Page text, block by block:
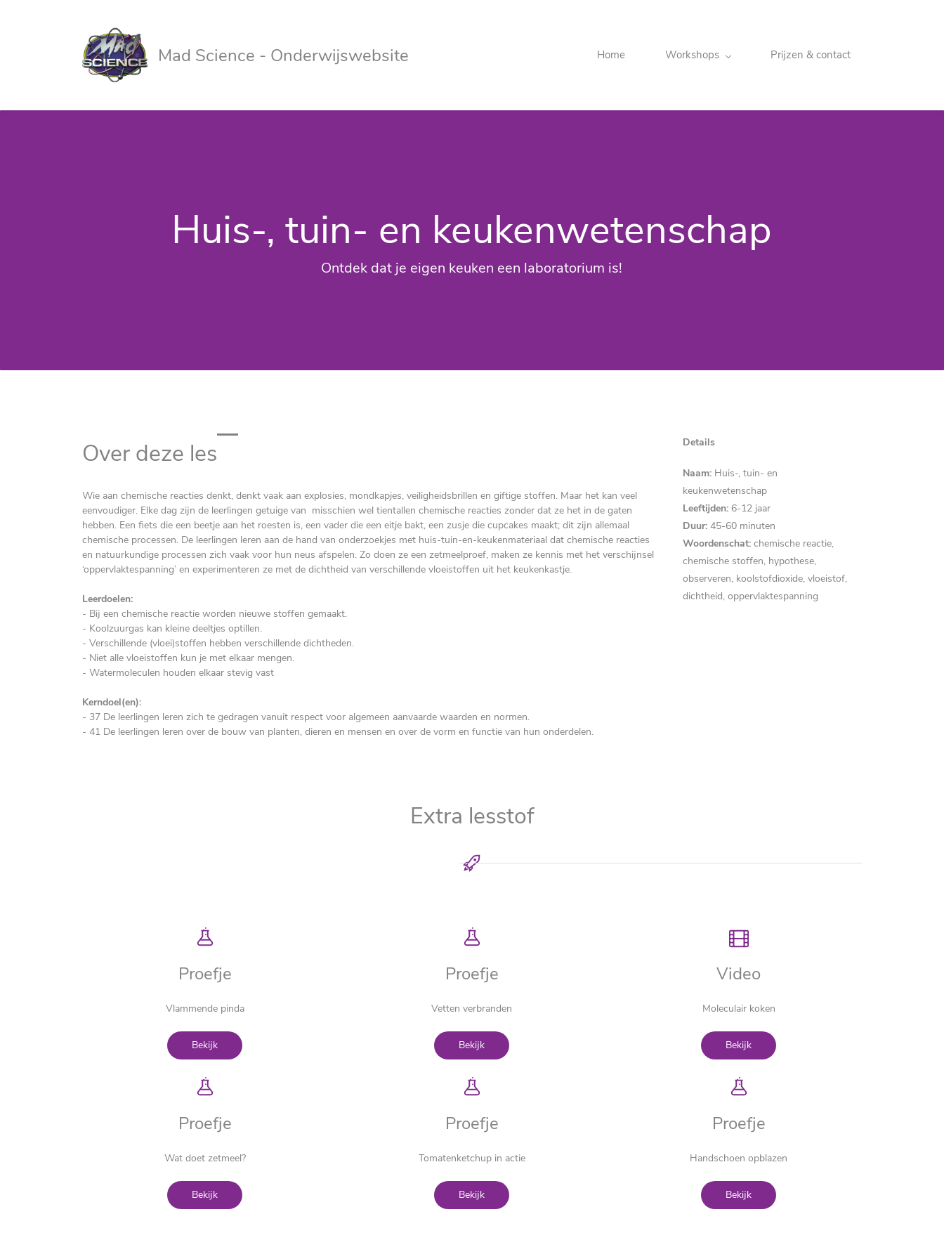
Mad Science - Onderwijswebsite Home Workshops Prijzen & contact
Huis-, tuin- en keukenwetenschap
Ontdek dat je eigen keuken een laboratorium is!
Over deze les
Wie aan chemische reacties denkt, denkt vaak aan explosies, mondkapjes, veiligheidsbrillen en giftige stoffen. Maar het kan veel
eenvoudiger. Elke dag zijn de leerlingen getuige van misschien wel tientallen chemische reacties zonder dat ze het in de gaten
hebben. Een fiets die een beetje aan het roesten is, een vader die een eitje bakt, een zusje die cupcakes maakt; dit zijn allemaal
chemische processen. De leerlingen leren aan de hand van onderzoekjes met huis-tuin-en-keukenmateriaal dat chemische reacties
en natuurkundige processen zich vaak voor hun neus afspelen. Zo doen ze een zetmeelproef, maken ze kennis met het verschijnsel
‘oppervlaktespanning’ en experimenteren ze met de dichtheid van verschillende vloeistoffen uit het keukenkastje.
Leerdoelen:
- Bij een chemische reactie worden nieuwe stoffen gemaakt.
- Koolzuurgas kan kleine deeltjes optillen.
- Verschillende (vloei)stoffen hebben verschillende dichtheden.
- Niet alle vloeistoffen kun je met elkaar mengen.
- Watermoleculen houden elkaar stevig vast
Kerndoel(en):
- 37 De leerlingen leren zich te gedragen vanuit respect voor algemeen aanvaarde waarden en normen.
- 41 De leerlingen leren over de bouw van planten, dieren en mensen en over de vorm en functie van hun onderdelen.
Details
Naam: Huis-, tuin- en
keukenwetenschap
Leeftijden: 6-12 jaar
Duur: 45-60 minuten
Woordenschat: chemische reactie,
chemische stoffen, hypothese,
observeren, koolstofdioxide, vloeistof,
dichtheid, oppervlaktespanning
Extra lesstof
Proefje
Vlammende pinda
Bekijk
Proefje
Vetten verbranden
Bekijk
Video
Moleculair koken
Bekijk
Proefje
Wat doet zetmeel?
Bekijk
Proefje
Tomatenketchup in actie
Bekijk
Proefje
Handschoen opblazen
Bekijk